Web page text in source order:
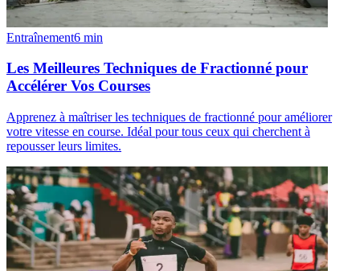
Entraînement6 min
Les Meilleures Techniques de Fractionné pour
Accélérer Vos Courses
Apprenez à maîtriser les techniques de fractionné pour améliorer
votre vitesse en course. Idéal pour tous ceux qui cherchent à
repousser leurs limites.